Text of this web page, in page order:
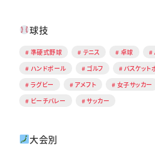
球技
準硬式野球 テニス 卓球
ハンドボール
ゴルフ バスケット
ラグビー
アメフト 女子サッカー
ビーチバレー
サッカー
大会別